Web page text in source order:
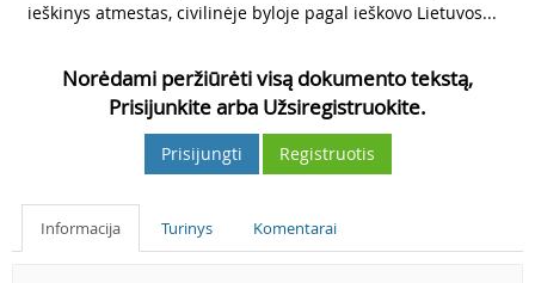
ieškinys atmestas, civilinėje byloje pagal ieškovo Lietuvos...
Norėdami peržiūrėti visą dokumento tekstą,
Prisijunkite arba Užsiregistruokite.
Prisijungti Registruotis
Informacija Turinys Komentarai